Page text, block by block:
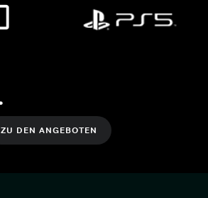
ZU DEN ANGEBOTEN